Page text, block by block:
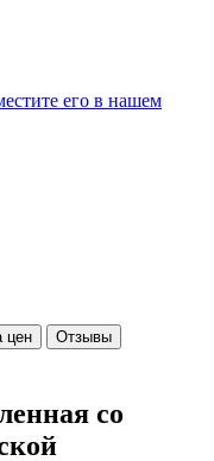
его в нашем
цен
Отзывы
со